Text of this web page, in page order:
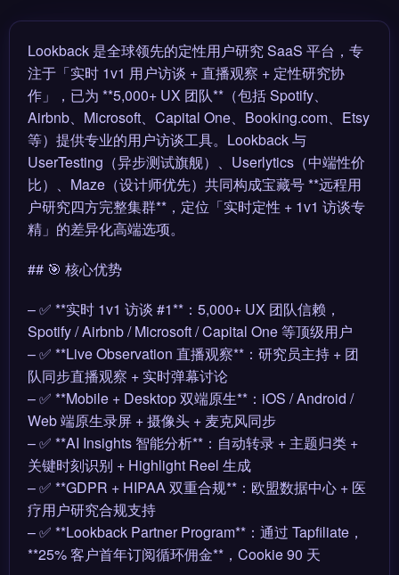
Lookback 是全球领先的定性用户研究 SaaS 平台，专
注于「实时 1v1 用户访谈 + 直播观察 + 定性研究协
作」，已为 **5,000+ UX 团队**（包括 Spotify、
Airbnb、Microsoft、Capital One、Booking.com、Etsy
等）提供专业的用户访谈工具。Lookback 与
UserTesting（异步测试旗舰）、Userlytics（中端性价
比）、Maze（设计师优先）共同构成宝藏号 **远程用
户研究四方完整集群**，定位「实时定性 + 1v1 访谈专
精」的差异化高端选项。
## 🎯 核心优势
– ✅ **实时 1v1 访谈 #1**：5,000+ UX 团队信赖，
Spotify / Airbnb / Microsoft / Capital One 等顶级用户
– ✅ **Live Observation 直播观察**：研究员主持 + 团
队同步直播观察 + 实时弹幕讨论
– ✅ **Mobile + Desktop 双端原生**：iOS / Android /
Web 端原生录屏 + 摄像头 + 麦克风同步
– ✅ **AI Insights 智能分析**：自动转录 + 主题归类 +
关键时刻识别 + Highlight Reel 生成
– ✅ **GDPR + HIPAA 双重合规**：欧盟数据中心 + 医
疗用户研究合规支持
– ✅ **Lookback Partner Program**：通过 Tapfiliate，
**25% 客户首年订阅循环佣金**，Cookie 90 天